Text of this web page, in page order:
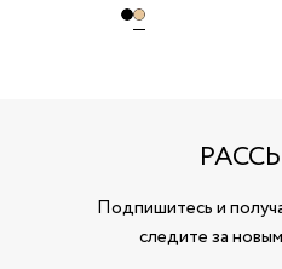
Подпишитесь и
следите за